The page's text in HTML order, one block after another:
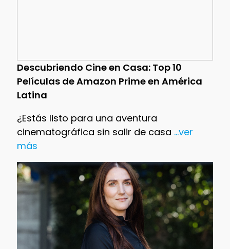
Descubriendo Cine en Casa: Top 10
Películas de Amazon Prime en América
Latina
¿Estás listo para una aventura
cinematográfica sin salir de casa ...ver
más